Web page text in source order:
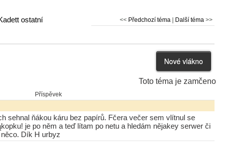
ostatní << Předchozí téma| Další téma>>
Toto téma je zamčeno
Příspěvek
sehnal ňákou káru bez papírů. Fčera večer sem vlítnul se
je po něm a teď lítam po netu a hledám nějakey serwer či
Dík H urbyz